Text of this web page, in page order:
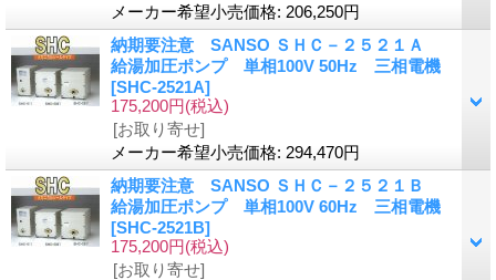
メーカー希望小売価格: 206,250円
納期要注意 SANSO ＳＨＣ－２５２１Ａ
給湯加圧ポンプ 単相100V 50Hz 三相電機
[SHC-2521A]
175,200円(税込)
[お取り寄せ]
メーカー希望小売価格: 294,470円
納期要注意 SANSO ＳＨＣ－２５２１Ｂ
給湯加圧ポンプ 単相100V 60Hz 三相電機
[SHC-2521B]
175,200円(税込)
[お取り寄せ]